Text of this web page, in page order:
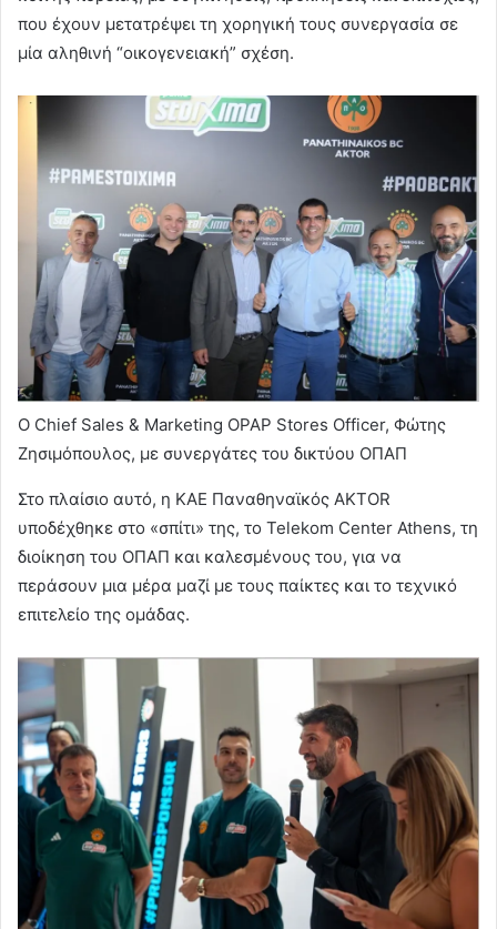
που έχουν μετατρέψει τη χορηγική τους συνεργασία σε
μία αληθινή “οικογενειακή” σχέση.
Ο Chief Sales & Marketing OPAP Stores Officer, Φώτης
Ζησιμόπουλος, με συνεργάτες του δικτύου ΟΠΑΠ
Στο πλαίσιο αυτό, η ΚΑΕ Παναθηναϊκός AKTOR
υποδέχθηκε στο «σπίτι» της, το Telekom Center Athens, τη
διοίκηση του ΟΠΑΠ και καλεσμένους του, για να
περάσουν μια μέρα μαζί με τους παίκτες και το τεχνικό
επιτελείο της ομάδας.